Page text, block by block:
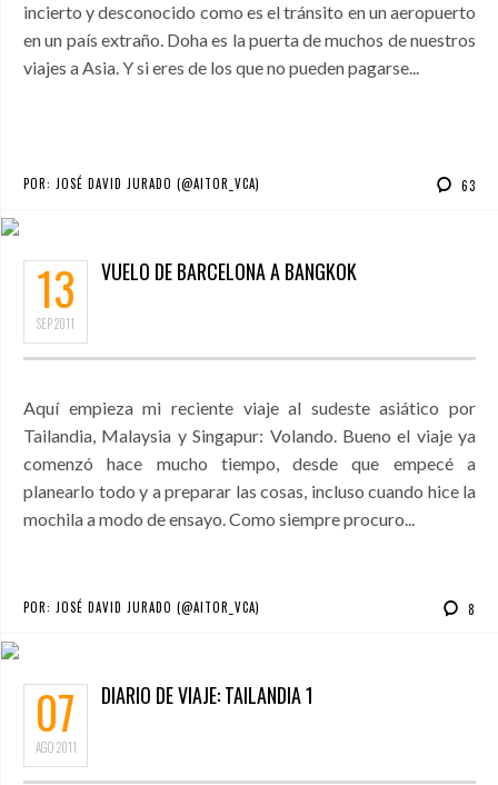
incierto y desconocido como es el tránsito en un aeropuerto
en un país extraño. Doha es la puerta de muchos de nuestros
viajes a Asia. Y si eres de los que no pueden pagarse...
POR: JOSÉ DAVID JURADO (@AITOR_VCA) 63
13
SEP2011
VUELO DE BARCELONA A BANGKOK
Aquí empieza mi reciente viaje al sudeste asiático por
Tailandia, Malaysia y Singapur: Volando. Bueno el viaje ya
comenzó hace mucho tiempo, desde que empecé a
planearlo todo y a preparar las cosas, incluso cuando hice la
mochila a modo de ensayo. Como siempre procuro...
POR: JOSÉ DAVID JURADO (@AITOR_VCA) 8
07
AGO2011
DIARIO DE VIAJE: TAILANDIA 1